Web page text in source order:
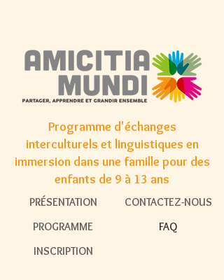
Programme d'échanges
interculturels et linguistiques en
immersion dans une famille pour des
enfants de 9 à 13 ans
PRÉSENTATION
PROGRAMME
CONTACTEZ-NOUS
FAQ
INSCRIPTION